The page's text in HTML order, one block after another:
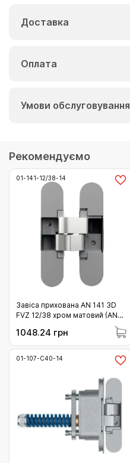
Доставка
Оплата
Умови обслуговування
Рекомендуємо
01-141-12/38-14
Завіса прихована AN 141 3D
FVZ 12/38 хром матовий (AN
014) 40кг (01-141-12/38-14 )
1048.24 грн
01-107-C40-14